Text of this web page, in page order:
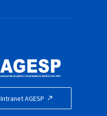
Intranet AGESP